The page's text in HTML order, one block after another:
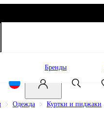
Бренды
Одежда Куртки и пиджаки